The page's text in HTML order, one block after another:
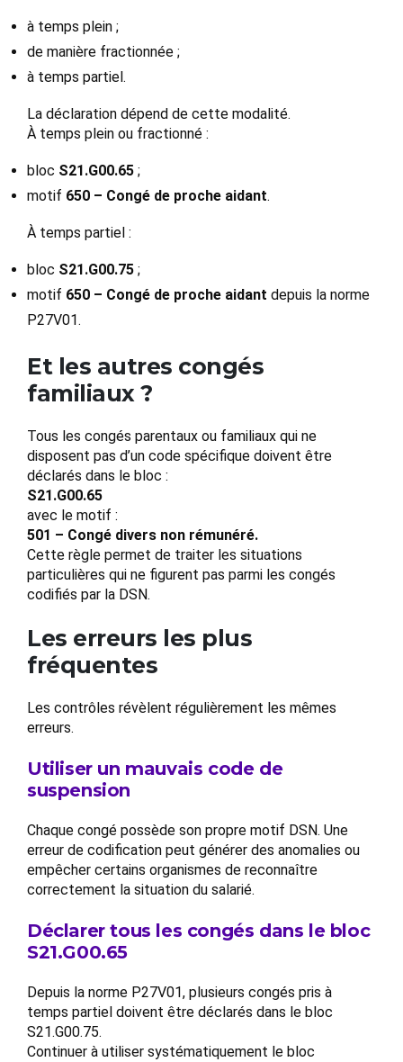
à temps plein ;
de manière fractionnée ;
à temps partiel.
La déclaration dépend de cette modalité.
À temps plein ou fractionné :
bloc S21.G00.65 ;
motif 650 – Congé de proche aidant.
À temps partiel :
bloc S21.G00.75 ;
motif 650 – Congé de proche aidant depuis la norme
P27V01.
Et les autres congés
familiaux ?
Tous les congés parentaux ou familiaux qui ne
disposent pas d’un code spécifique doivent être
déclarés dans le bloc :
S21.G00.65
avec le motif :
501 – Congé divers non rémunéré.
Cette règle permet de traiter les situations
particulières qui ne figurent pas parmi les congés
codifiés par la DSN.
Les erreurs les plus
fréquentes
Les contrôles révèlent régulièrement les mêmes
erreurs.
Utiliser un mauvais code de
suspension
Chaque congé possède son propre motif DSN. Une
erreur de codification peut générer des anomalies ou
empêcher certains organismes de reconnaître
correctement la situation du salarié.
Déclarer tous les congés dans le bloc
S21.G00.65
Depuis la norme P27V01, plusieurs congés pris à
temps partiel doivent être déclarés dans le bloc
S21.G00.75.
Continuer à utiliser systématiquement le bloc